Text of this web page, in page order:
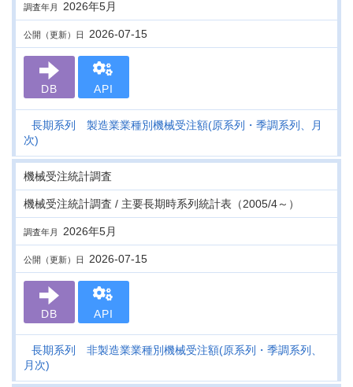
調査年月 2026年5月
公開（更新）日 2026-07-15
DB API
長期系列 製造業業種別機械受注額(原系列・季調系列、月
次)
機械受注統計調査
機械受注統計調査 / 主要長期時系列統計表（2005/4～）
調査年月 2026年5月
公開（更新）日 2026-07-15
DB API
長期系列 非製造業業種別機械受注額(原系列・季調系列、
月次)